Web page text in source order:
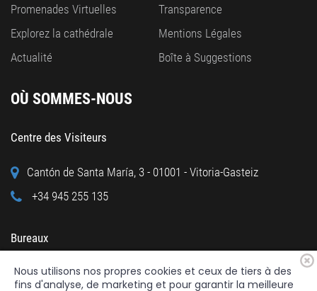
Promenades Virtuelles
Explorez la cathédrale
Actualité
Transparence
Mentions Légales
Boîte à Suggestions
OÙ SOMMES-NOUS
Centre des Visiteurs
Cantón de Santa María, 3 - 01001 - Vitoria-Gasteiz
+34 945 255 135
Bureaux
Calle Cuchillería, 95 - 01001 - Vitoria-Gasteiz
Nous utilisons nos propres cookies et ceux de tiers à des
fins d'analyse, de marketing et pour garantir la meilleure